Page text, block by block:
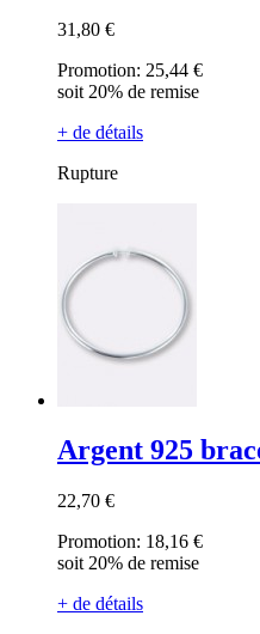
31,80 €
Promotion: 25,44 €
soit 20% de remise
+ de détails
Rupture
Argent 925
22,70 €
Promotion: 18,16 €
soit 20% de remise
+ de détails